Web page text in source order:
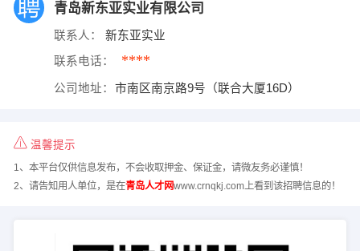
青岛新东亚实业有限公司
联系人： 新东亚实业
联系电话： ****
公司地址： 市南区南京路9号（联合大厦16D）
温馨提示
1、本平台仅供信息发布，不会收取押金、保证金，请微友务必谨慎！
2、请告知用人单位，是在青岛人才网www.crnqkj.com上看到该招聘信息的！